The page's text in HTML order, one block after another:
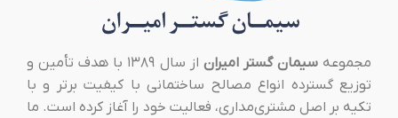
مجموعهسیمان گستر امیران
از سال ۱۳۸۹ با هدف تأمین و
توزیع گسترده انواع مصالح ساختمانی با کیفیت برتر و با
تکیه بر اصل مشتری‌مداری، فعالیت خود را آغاز کرده است. ما